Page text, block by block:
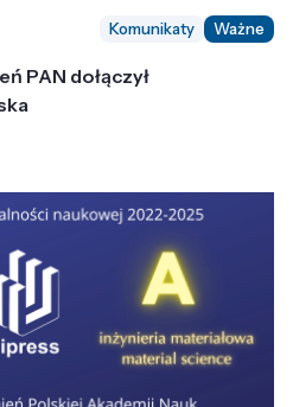
Komunikaty Ważne
PAN dołączył